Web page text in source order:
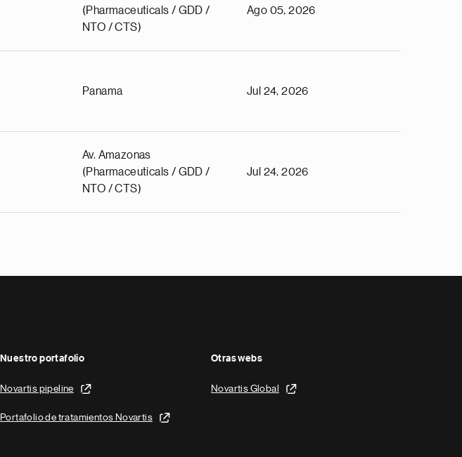
(Pharmaceuticals / GDD /
NTO / CTS)
Ago 05, 2026
Panama Jul 24, 2026
Av. Amazonas
(Pharmaceuticals / GDD /
NTO / CTS)
Jul 24, 2026
Nuestro portafolio
Novartis pipeline
Portafolio de tratamientos Novartis
Otras webs
Novartis Global